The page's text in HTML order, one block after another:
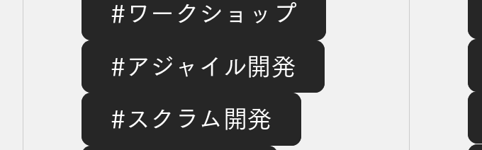
イナー✕エンジ
ニア協働の爆速
#ワークショップ
#アジャイル開発
#スクラム開発